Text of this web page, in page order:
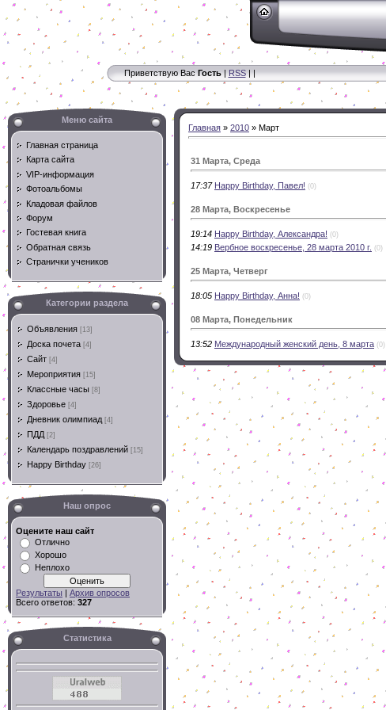
Приветствую Вас Гость|RSS||
Меню сайта
Главная страница
Карта сайта
VIP-информация
Фотоальбомы
Кладовая файлов
Форум
Гостевая книга
Обратная связь
Странички учеников
Категории раздела
Объявления [13]
Доска почета [4]
Сайт [4]
Мероприятия [15]
Классные часы [8]
Здоровье [4]
Дневник олимпиад [4]
ПДД [2]
Календарь поздравлений [15]
Happy Birthday [26]
Наш опрос
Оцените наш сайт
Отлично
Хорошо
Неплохо
Результаты | Архив опросов
Всего ответов: 327
Статистика
Главная » 2010 » Март
31 Марта, Среда
17:37 Happy Birthday, Павел! (0)
28 Марта, Воскресенье
19:14 Happy Birthday, Александра! (0)
14:19 Вербное воскресенье, 28 марта 2010 г. (0)
25 Марта, Четверг
18:05 Happy Birthday, Анна! (0)
08 Марта, Понедельник
13:52 Международный женский день, 8 марта (0)